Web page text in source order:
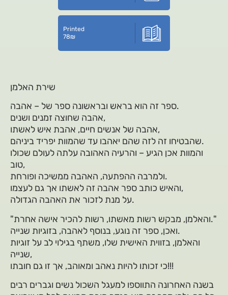
Printed
78₪
שירת האלמן
ספר זה הוא בראש ובראשונה ספר של – אהבה.
אהבה שחוצה זמנים ושנים,
אהבה של אנשים חיים, אהבת איש לאשתו,
שהבטיחו זה לזה שהם יאהבו עד שהמוות יפריד ביניהם.
והמוות אכן הגיע – והרעיה האהובה עלתה לעולם שכולו
טוב,
ולמרבה ההפתעה, האהבה ממשיכה ופורחת.
והאיש כותב ספר אהבה זה לאשתו אך גם לעצמו,
על מנת לזכור את האהבה הגדולה.
"והאלמן, מבקש רשות מאשתו, רשות להכיר אישה אחרת."
ואכן, ספר זה נוגע, בנוסף לאהבה, בזוגיות שנייה.
והאלמן, בזווית האישית שלו, משתף בגילוי לב על זוגיות
שנייה,
כי זכותו להיות נאהב ומאוהב, אך זו גם חובתו!!!
בשנה האחרונה התווספו למעגל השכול נשים וגברים רבים